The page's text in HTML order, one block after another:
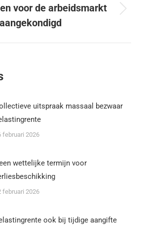
voor de arbeidsmarkt
aangekondigd
uitspraak massaal bezwaar
februari 2026
wettelijke termijn voor
februari 2026
ook bij tijdige aangifte